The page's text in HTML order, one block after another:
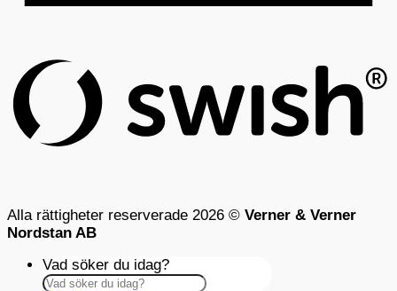
Alla rättigheter reserverade 2026 © Verner & Verner
Nordstan AB
Vad söker du idag?